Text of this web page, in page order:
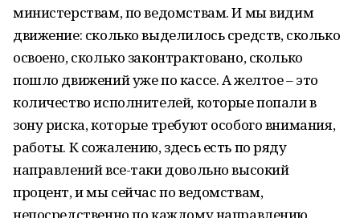
министерствам, по ведомствам. И мы видим
движение: сколько выделилось средств, сколько
освоено, сколько законтрактовано, сколько
пошло движений уже по кассе. А желтое – это
количество исполнителей, которые попали в
зону риска, которые требуют особого внимания,
работы. К сожалению, здесь есть по ряду
направлений все-таки довольно высокий
процент, и мы сейчас по ведомствам,